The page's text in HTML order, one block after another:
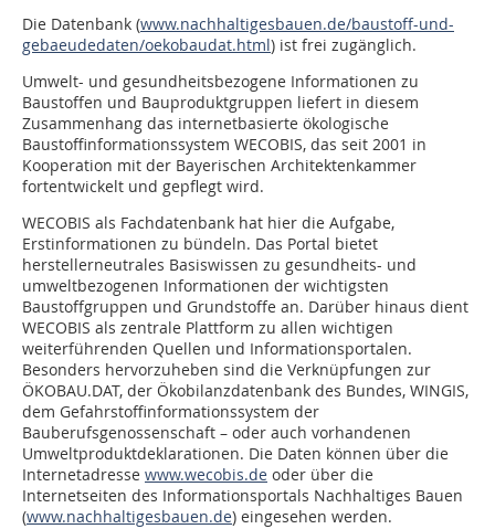
Die Datenbank (www.nachhaltigesbauen.de/baustoff-und-
gebaeudedaten/oekobaudat.html) ist frei zugänglich.
Umwelt- und gesundheitsbezogene Informationen zu
Baustoffen und Bauproduktgruppen liefert in diesem
Zusammenhang das internetbasierte ökologische
Baustoffinformationssystem WECOBIS, das seit 2001 in
Kooperation mit der Bayerischen Architektenkammer
fortentwickelt und gepflegt wird.
WECOBIS als Fachdatenbank hat hier die Aufgabe,
Erstinformationen zu bündeln. Das Portal bietet
herstellerneutrales Basiswissen zu gesundheits- und
umweltbezogenen Informationen der wichtigsten
Baustoffgruppen und Grundstoffe an. Darüber hinaus dient
WECOBIS als zentrale Plattform zu allen wichtigen
weiterführenden Quellen und Informationsportalen.
Besonders hervorzuheben sind die Verknüpfungen zur
ÖKOBAU.DAT, der Ökobilanzdatenbank des Bundes, WINGIS,
dem Gefahrstoffinformationssystem der
Bauberufsgenossenschaft – oder auch vorhandenen
Umweltproduktdeklarationen. Die Daten können über die
Internetadresse www.wecobis.de oder über die
Internetseiten des Informationsportals Nachhaltiges Bauen
(www.nachhaltigesbauen.de) eingesehen werden.